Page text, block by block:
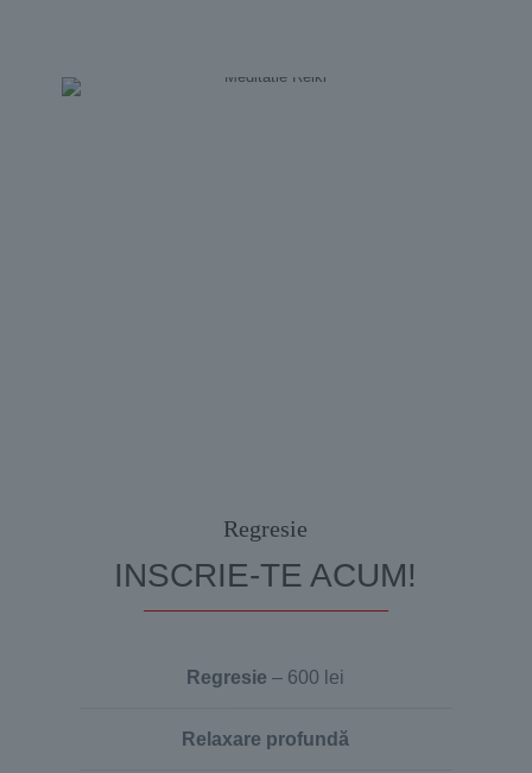
Regresie
INSCRIE-TE ACUM!
Regresie – 600 lei
Relaxare profundă